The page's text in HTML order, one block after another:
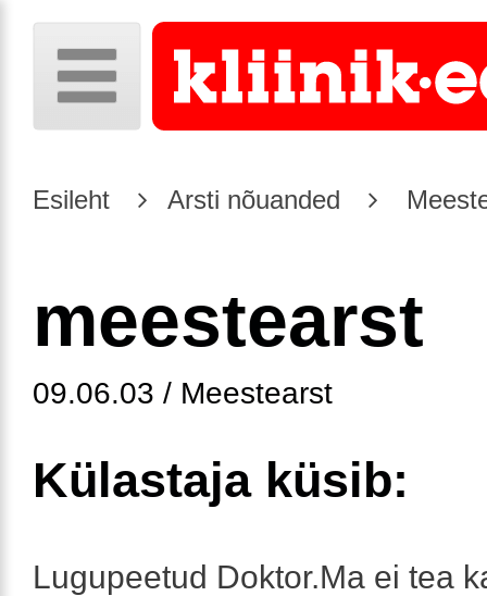
Esileht Arsti nõuanded
meestearst
09.06.03 / Meestearst
Külastaja küsib:
Lugupeetud Doktor.Ma ei tea